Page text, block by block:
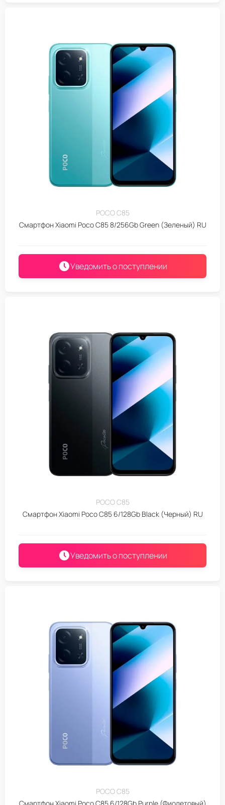
POCO C85
Смартфон Xiaomi Poco C85 8/256Gb Green (Зеленый) RU
Уведомить о поступлении
POCO C85
Смартфон Xiaomi Poco C85 6/128Gb Black (Черный) RU
Уведомить о поступлении
POCO C85